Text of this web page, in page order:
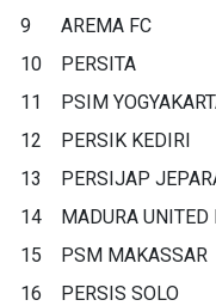
9
AREMA FC
10
PERSITA
11
PSIM
12
PERSIK KEDIRI
13
PERSIJAP
14
MADURA UNITED
15
PSM MAKASSAR
16
PERSIS SOLO